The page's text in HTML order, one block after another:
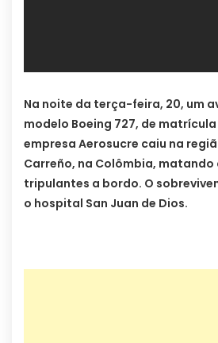
Na noite da terça-feira, 20, um
modelo Boeing 727, de matrícula
empresa Aerosucre caiu na
Carreño, na Colômbia, matando
tripulantes a bordo. O
o hospital San Juan de Dios.